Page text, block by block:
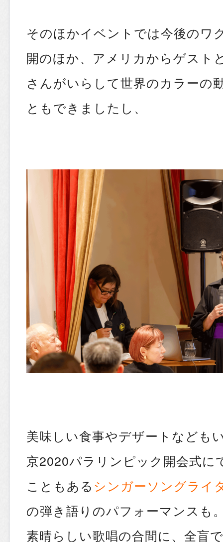
そのほかイベントでは今後のワ
開のほか、アメリカからゲスト
さんがいらして世界のカラーの
ともできましたし、
美味しい食事やデザートなども
京2020パラリンピック開会式に
こともあるシンガーソングライ
の弾き語りのパフォーマンスも
素晴らしい歌唱の合間に、全盲